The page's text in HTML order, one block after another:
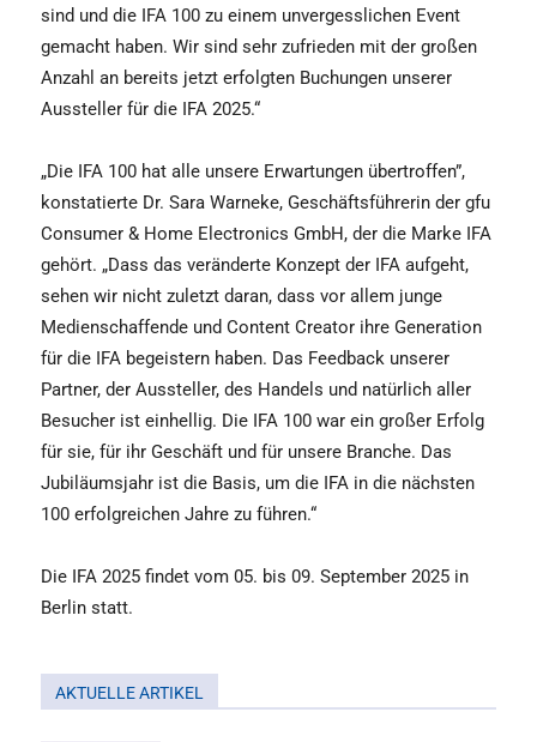
sind und die IFA 100 zu einem unvergesslichen Event
gemacht haben. Wir sind sehr zufrieden mit der großen
Anzahl an bereits jetzt erfolgten Buchungen unserer
Aussteller für die IFA 2025.“
„Die IFA 100 hat alle unsere Erwartungen übertroffen”,
konstatierte Dr. Sara Warneke, Geschäftsführerin der gfu
Consumer & Home Electronics GmbH, der die Marke IFA
gehört. „Dass das veränderte Konzept der IFA aufgeht,
sehen wir nicht zuletzt daran, dass vor allem junge
Medienschaffende und Content Creator ihre Generation
für die IFA begeistern haben. Das Feedback unserer
Partner, der Aussteller, des Handels und natürlich aller
Besucher ist einhellig. Die IFA 100 war ein großer Erfolg
für sie, für ihr Geschäft und für unsere Branche. Das
Jubiläumsjahr ist die Basis, um die IFA in die nächsten
100 erfolgreichen Jahre zu führen.“
Die IFA 2025 findet vom 05. bis 09. September 2025 in
Berlin statt.
AKTUELLE ARTIKEL